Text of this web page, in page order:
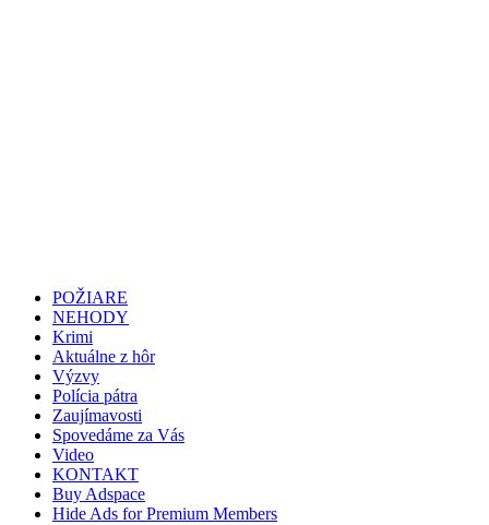
POŽIARE
NEHODY
Krimi
Aktuálne z hôr
Výzvy
Polícia pátra
Zaujímavosti
Spovedáme za Vás
Video
KONTAKT
Buy Adspace
Hide Ads for Premium Members